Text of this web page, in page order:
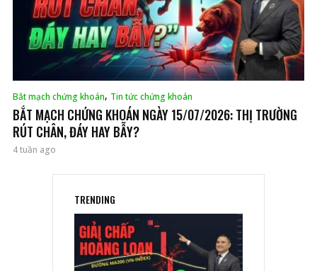
Bắt mạch chứng khoán, Tin tức chứng khoán
BẮT MẠCH CHỨNG KHOÁN NGÀY 15/07/2026: THỊ TRƯỜNG
RÚT CHÂN, ĐÁY HAY BẪY?
4 tuần ago
TRENDING